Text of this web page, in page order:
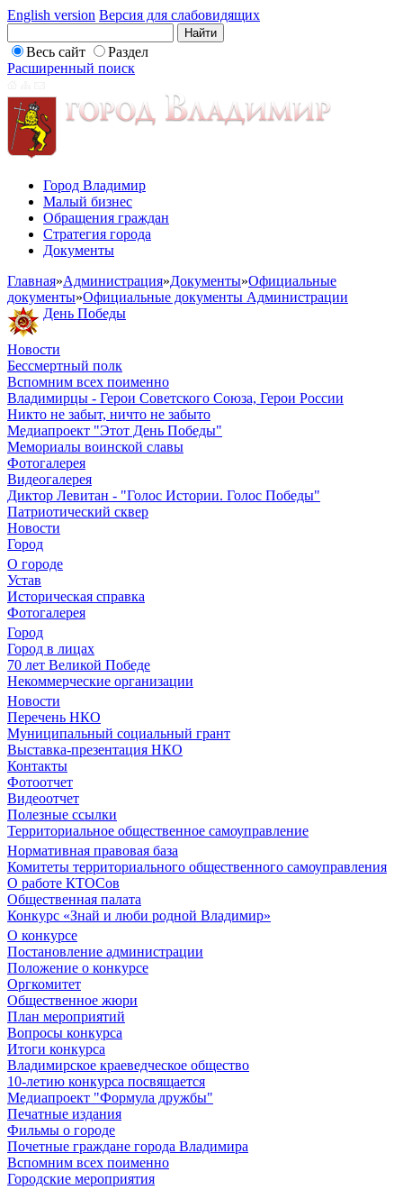
English version Версия для слабовидящих
Весь сайт
Раздел
Расширенный поиск
Город Владимир
Малый бизнес
Обращения граждан
Стратегия города
Документы
Главная»Администрация»Документы»Официальные
документы»Официальные документы Администрации
День Победы
Новости
Бессмертный полк
Вспомним всех поименно
Владимирцы - Герои Советского Союза, Герои России
Никто не забыт, ничто не забыто
Медиапроект "Этот День Победы"
Мемориалы воинской славы
Фотогалерея
Видеогалерея
Диктор Левитан - "Голос Истории. Голос Победы"
Патриотический сквер
Новости
Город
О городе
Устав
Историческая справка
Фотогалерея
Город
Город в лицах
70 лет Великой Победе
Некоммерческие организации
Новости
Перечень НКО
Муниципальный социальный грант
Выставка-презентация НКО
Контакты
Фотоотчет
Видеоотчет
Полезные ссылки
Территориальное общественное самоуправление
Нормативная правовая база
Комитеты территориального общественного самоуправления
О работе КТОСов
Общественная палата
Конкурс «Знай и люби родной Владимир»
О конкурсе
Постановление администрации
Положение о конкурсе
Оргкомитет
Общественное жюри
План мероприятий
Вопросы конкурса
Итоги конкурса
Владимирское краеведческое общество
10-летию конкурса посвящается
Медиапроект "Формула дружбы"
Печатные издания
Фильмы о городе
Почетные граждане города Владимира
Вспомним всех поименно
Городские мероприятия